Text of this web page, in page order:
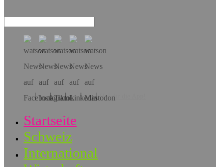
Hol dir die App!
Startseite
Schweiz
International